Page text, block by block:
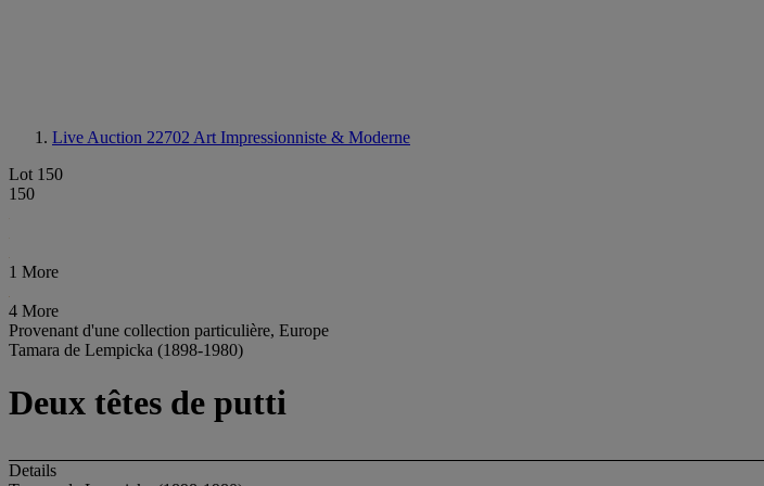
Live Auction 22702 Art Impressionniste & Moderne
Lot 150
150
1 More
4 More
Provenant d'une collection particulière, Europe
Tamara de Lempicka (1898-1980)
Deux têtes de putti
Details